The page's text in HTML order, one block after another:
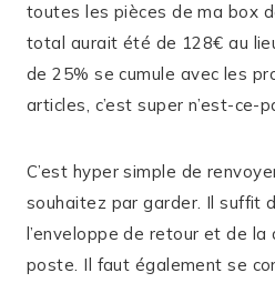
toutes les pièces de ma box
total aurait été de 128€ au
de 25% se cumule avec les
articles, c’est super n’est-ce-
C’est hyper simple de
souhaitez par garder. Il suffit
l’enveloppe de retour et de la
poste. Il faut également se